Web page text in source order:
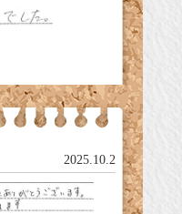
2025.10.2